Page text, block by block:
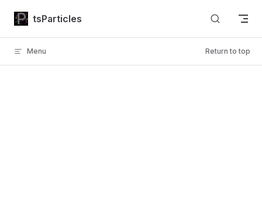
Skip to content
tsParticles
Menu Return to top